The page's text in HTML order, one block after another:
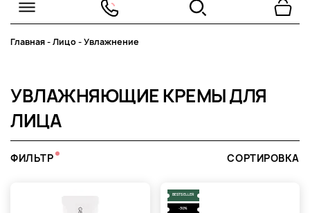
Главная-Лицо-Увлажнение
УВЛАЖНЯЮЩИЕ КРЕМЫ ДЛЯ
ЛИЦА
ФИЛЬТР СОРТИРОВКА
BESTSELLER
-30%